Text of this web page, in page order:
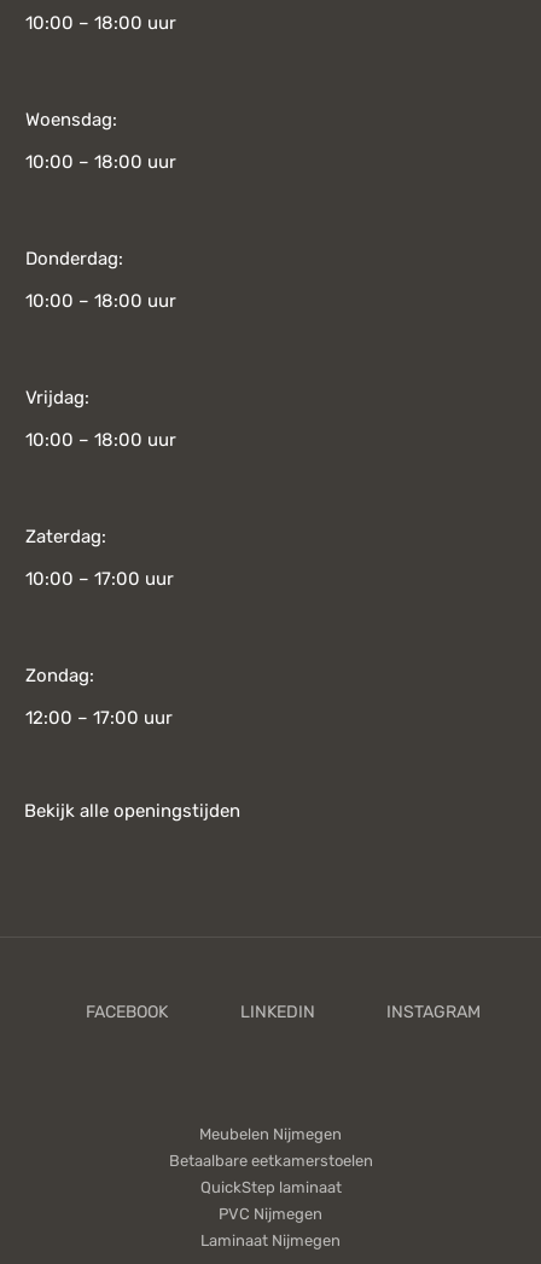
10:00 – 18:00 uur
Woensdag:
10:00 – 18:00 uur
Donderdag:
10:00 – 18:00 uur
Vrijdag:
10:00 – 18:00 uur
Zaterdag:
10:00 – 17:00 uur
Zondag:
12:00 – 17:00 uur
Bekijk alle openingstijden
Meubelen Nijmegen
Betaalbare eetkamerstoelen
QuickStep laminaat
PVC Nijmegen
Laminaat Nijmegen